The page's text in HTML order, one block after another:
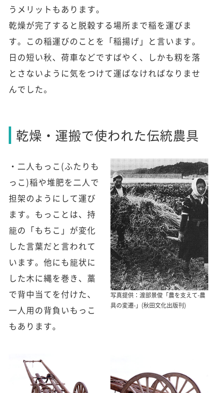
うメリットもあります。
乾燥が完了すると脱穀する場所まで稲を運びま
す。この稲運びのことを「稲揚げ」と言います。
日の短い秋、荷車などですばやく、しかも籾を落
とさないように気をつけて運ばなければなりませ
んでした。
乾燥・運搬で使われた伝統農具
写真提供：渡部景俊「農を支えて-農
具の変遷-」(秋田文化出版刊)
・二人もっこ(ふたりも
っこ)稲や堆肥を二人で
担架のようにして運び
ます。もっことは、持
籠の「もちこ」が変化
した言葉だと言われて
います。他にも籠状に
した木に縄を巻き、藁
で背中当てを付けた、
一人用の背負いもっこ
もあります。